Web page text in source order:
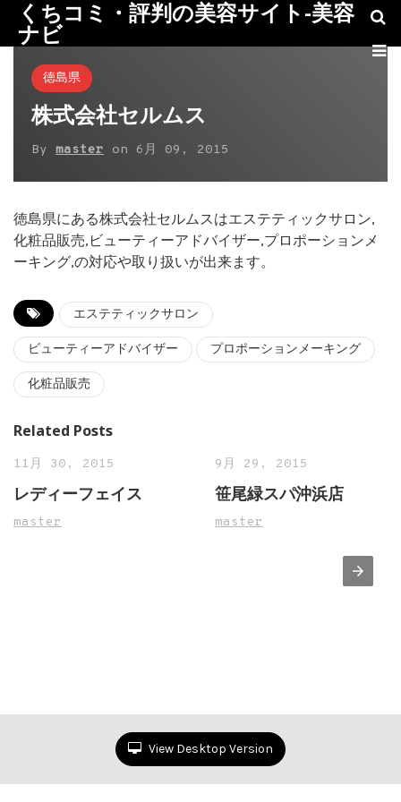
くちコミ・評判の美容サイト-美容
ナビ
徳島県
株式会社セルムス
By master on 6月 09, 2015
徳島県にある株式会社セルムスはエステティックサロン,
化粧品販売,ビューティーアドバイザー,プロポーションメ
ーキング,の対応や取り扱いが出来ます。
エステティックサロン
ビューティーアドバイザー プロポーションメーキング
化粧品販売
Related Posts
11月 30, 2015
レディーフェイス
master
9月 29, 2015
笹尾緑スパ沖浜店
master
View Desktop Version